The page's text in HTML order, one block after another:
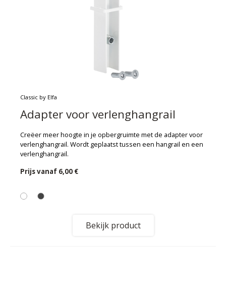
Classic by Elfa
Adapter voor verlenghangrail
Creëer meer hoogte in je opbergruimte met de adapter voor
verlenghangrail. Wordt geplaatst tussen een hangrail en een
verlenghangrail.
Prijs vanaf 6,00 €
Bekijk product